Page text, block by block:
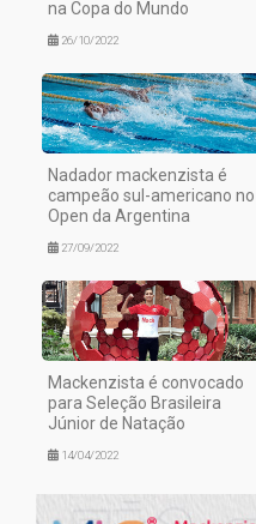
na Copa do Mundo
26/10/2022
Nadador mackenzista é
campeão sul-americano no
Open da Argentina
27/09/2022
Mackenzista é convocado
para Seleção Brasileira
Júnior de Natação
14/04/2022